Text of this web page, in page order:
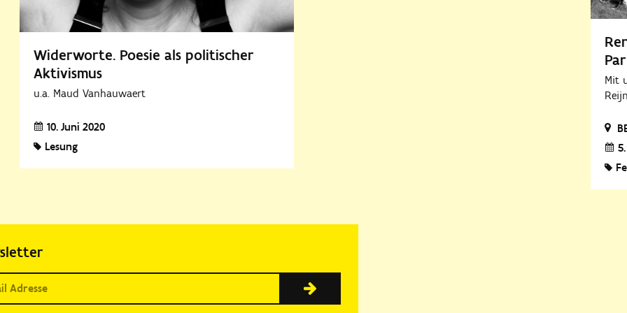
Mit
Widerworte. Poesie als politischer
Aktivismus
u.a. Maud Vanhauwaert
10. Juni 2020
Lesung